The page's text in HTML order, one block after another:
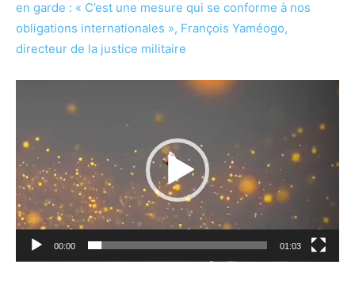
en garde : « C’est une mesure qui se conforme à nos
obligations internationales », François Yaméogo,
directeur de la justice militaire
Lecteur
00:00 01:03